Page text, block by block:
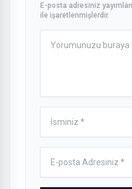
E-posta adresiniz
ile işaretlenmişlerdir.